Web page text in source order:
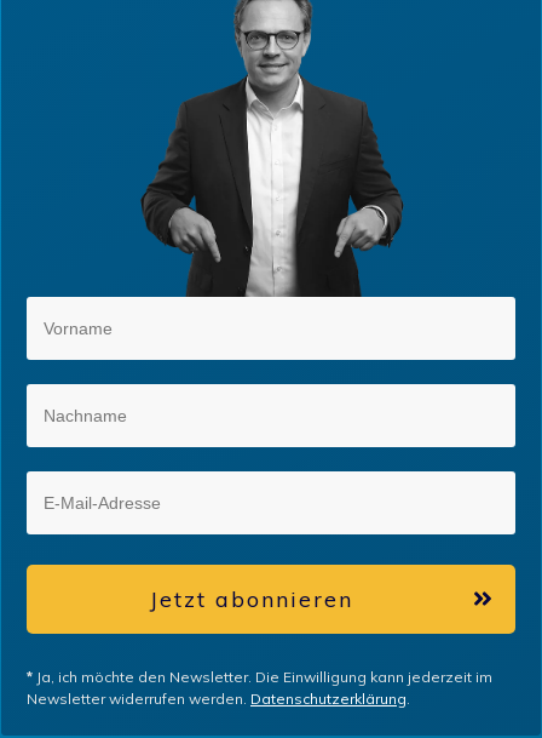
Jetzt abonnieren
* Ja, ich möchte den Newsletter. Die Einwilligung kann jederzeit im
Newsletter widerrufen werden. Datenschutzerklärung